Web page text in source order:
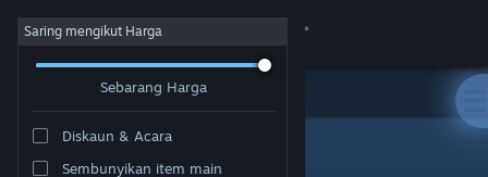
Sign in
Saring mengikut Harga
Sebarang Harga
Diskaun & Acara
Sembunyikan item main
Penerbit: Dream Mirror